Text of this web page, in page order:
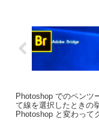
Photoshop でのペンツ
て線を選択したときの
Photoshop と変わって